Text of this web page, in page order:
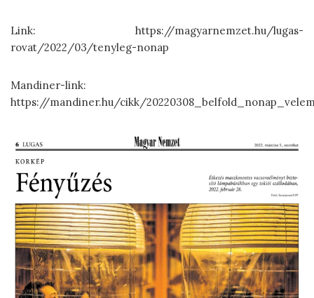
Link: https://magyarnemzet.hu/lugas-
rovat/2022/03/tenyleg-nonap
Mandiner-link:
https://mandiner.hu/cikk/